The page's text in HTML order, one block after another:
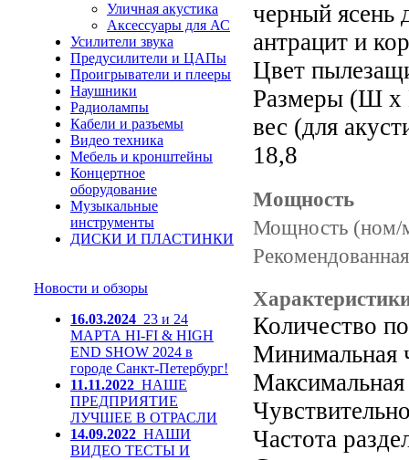
Уличная акустика
Аксессуары для АС
Усилители звука
Предусилители и ЦАПы
Проигрыватели и плееры
Наушники
Радиолампы
Кабели и разъемы
Видео техника
Мебель и кронштейны
Концертное
оборудование
Музыкальные
инструменты
ДИСКИ И ПЛАСТИНКИ
Новости и обзоры
16.03.2024 23 и 24
МАРТА HI-FI & HIGH
END SHOW 2024 в
городе Санкт-Петербург!
11.11.2022 НАШЕ
ПРЕДПРИЯТИЕ
ЛУЧШЕЕ В ОТРАСЛИ
14.09.2022 НАШИ
ВИДЕО ТЕСТЫ И
черный ясень
антрацит и
Цвет
Размеры (Ш x
вес (для
18,8
Мощность
Мощность (ном/
Количество
Минимальная
Частота